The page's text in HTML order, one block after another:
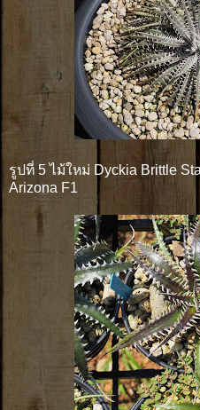
รูปที่ 5 ไม้ใหม่ Dyckia Brittle
Arizona F1